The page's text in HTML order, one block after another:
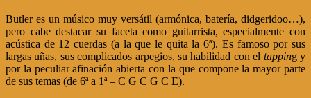
Butler es un músico muy versátil (armónica, batería, didgeridoo…),
pero cabe destacar su faceta como guitarrista, especialmente con
acústica de 12 cuerdas (a la que le quita la 6ª). Es famoso por sus
largas uñas, sus complicados arpegios, su habilidad con el tapping y
por la peculiar afinación abierta con la que compone la mayor parte
de sus temas (de 6ª a 1ª – C G C G C E).